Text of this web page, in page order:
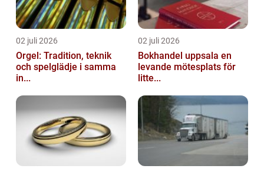
02 juli 2026
Orgel: Tradition, teknik
och spelglädje i samma
in...
02 juli 2026
Bokhandel uppsala en
levande mötesplats för
litte...